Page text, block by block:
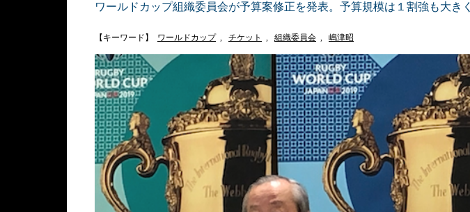
ワールドカップ組織委員会が予算案修正を発表。予算規模は１割強も大きく
【キーワード】 ワールドカップ , チケット , 組織委員会 , 嶋津昭